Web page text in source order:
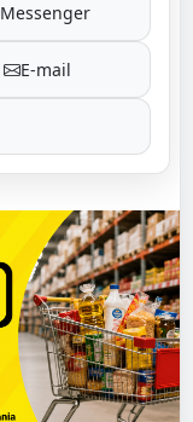
Messenger
E-mail